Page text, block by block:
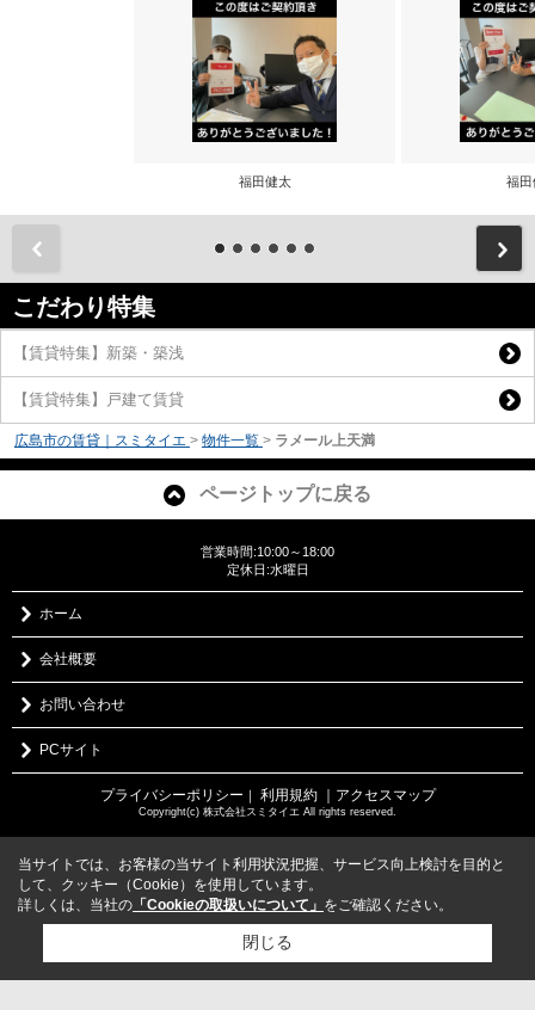
福田健太 福田
こだわり特集
【賃貸特集】新築・築浅
【賃貸特集】戸建て賃貸
広島市の賃貸｜スミタイエ > 物件一覧 > ラメール上天満
ページトップに戻る
営業時間:10:00～18:00
定休日:水曜日
ホーム
会社概要
お問い合わせ
PCサイト
プライバシーポリシー 利用規約 ｜アクセスマップ
Copyright(c) 株式会社スミタイエ All rights reserved.
当サイトでは、お客様の当サイト利用状況把握、サービス向上検討を目的と
して、クッキー（Cookie）を使用しています。
詳しくは、当社の 「Cookieの取扱いについて」 をご確認ください。
閉じる